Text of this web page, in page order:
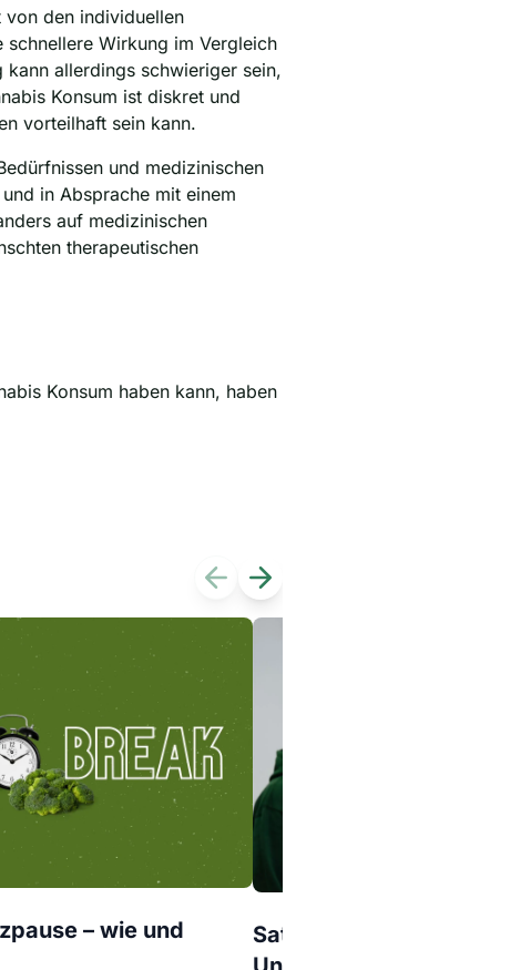
von den individuellen
schnellere Wirkung im Vergleich
kann allerdings schwieriger sein,
Konsum ist diskret und
vorteilhaft sein kann.
und medizinischen
in Absprache mit einem
auf medizinischen
therapeutischen
Konsum haben kann, haben
Previous slide
Next slide
– wie und
Sativa vs. Indica - Wo